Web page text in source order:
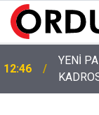
12:22
YENİ